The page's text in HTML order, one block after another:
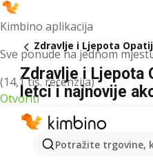
Kimbino aplikacija
Sve ponude na jednom
(14,1 tis. recenzija)
Otvoriti
Potražite trgovine,
Zdravlje i Ljepota
Zdravlje i Ljepota
letci i najnovije